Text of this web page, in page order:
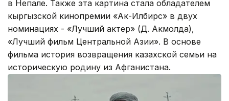
в Непале. Также эта картина стала обладателем
кыргызской кинопремии «Ак-Илбирс» в двух
номинациях - «Лучший актер» (Д. Акмолда),
«Лучший фильм Центральной Азии». В основе
фильма история возвращения казахской семьи на
историческую родину из Афганистана.